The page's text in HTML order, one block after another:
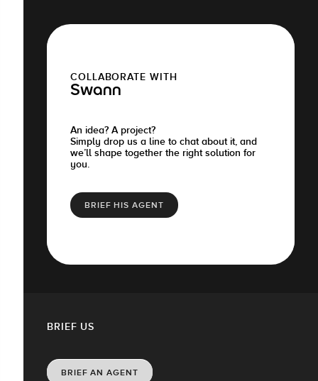
COLLABORATE WITH
Swann
An idea? A project?
Simply drop us a line to chat about it, and
we’ll shape together the right solution for
you.
BRIEF HIS AGENT
BRIEF US
BRIEF AN AGENT